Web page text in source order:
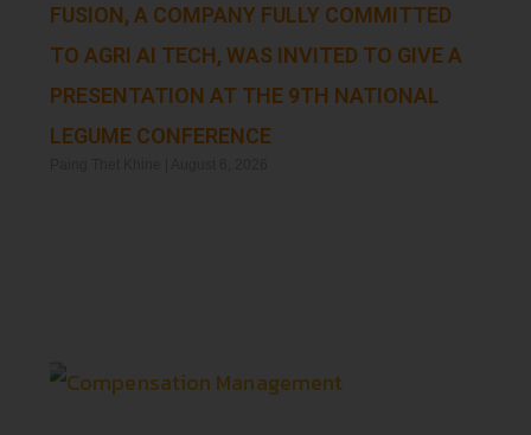
FUSION, A COMPANY FULLY COMMITTED
TO AGRI AI TECH, WAS INVITED TO GIVE A
PRESENTATION AT THE 9TH NATIONAL
LEGUME CONFERENCE